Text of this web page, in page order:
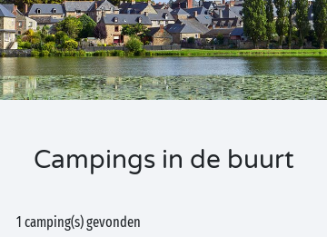
Campings in de buurt
1 camping(s) gevonden